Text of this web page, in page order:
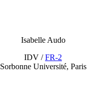
Isabelle Audo
IDV /FR-2
Sorbonne Université, Paris